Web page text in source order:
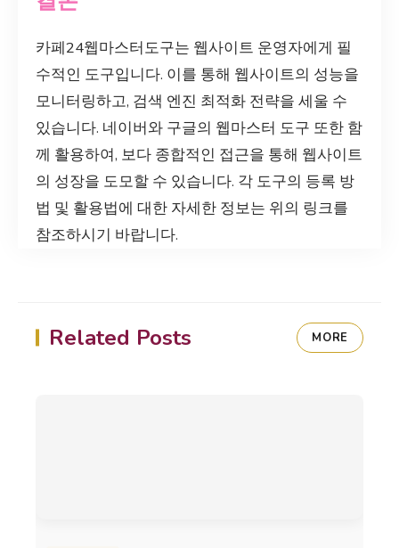
카페24웹마스터도구는 웹사이트 운영자에게 필
수적인 도구입니다. 이를 통해 웹사이트의 성능을
모니터링하고, 검색 엔진 최적화 전략을 세울 수
있습니다. 네이버와 구글의 웹마스터 도구 또한 함
께 활용하여, 보다 종합적인 접근을 통해 웹사이트
의 성장을 도모할 수 있습니다. 각 도구의 등록 방
법 및 활용법에 대한 자세한 정보는 위의 링크를
참조하시기 바랍니다.
Related Posts MORE